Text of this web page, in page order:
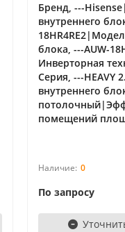
Бренд, ---
внутреннего
блока, ---AUW-
Инверторная
Серия, ---HEAVY
внутреннего
помещений
0
По запросу